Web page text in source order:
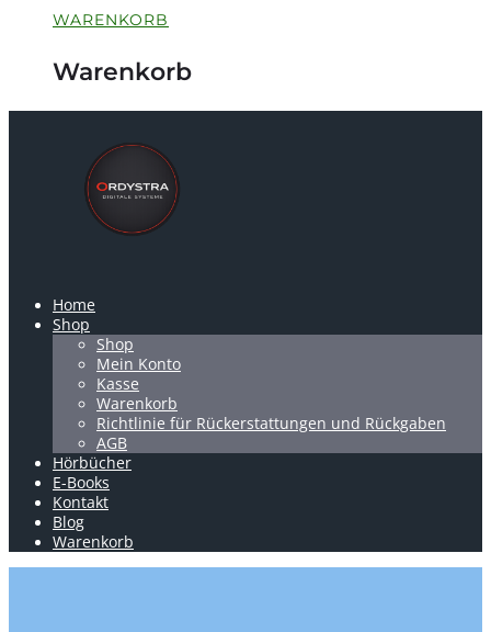
WARENKORB
Warenkorb
Home
Shop
Shop
Mein Konto
Kasse
Warenkorb
Richtlinie für Rückerstattungen und Rückgaben
AGB
Hörbücher
E-Books
Kontakt
Blog
Warenkorb